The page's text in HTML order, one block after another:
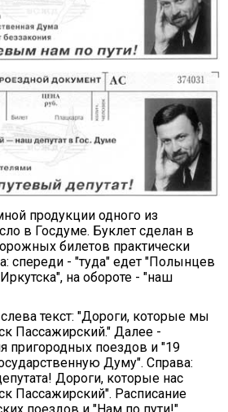
продукции одного из
в Госдуме. Буклет сделан в
билетов практически
спереди - "туда" едет "Полынцев
на обороте - "наш
текст: "Дороги, которые мы
Пассажирский." Далее -
пригородных поездов и "19
Думу". Справа:
Дороги, которые нас
Пассажирский". Расписание